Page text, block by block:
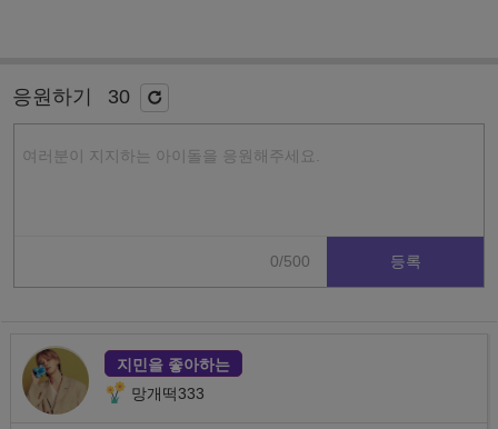
응원하기 30
0/500 등록
지민을 좋아하는
망개떡333